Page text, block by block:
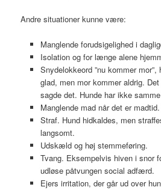
Andre situationer kunne være:
Manglende forudsigelighed i
Isolation og for længe alene
Snydelokkeord ”nu kommer mor”,
glad, men mor kommer aldrig.
sagde det. Hunde har ikke
Manglende mad når det er
Straf. Hund hidkaldes, men
langsomt.
Udskæld og høj stemmeføring.
Tvang. Eksempelvis hiven i snor
udløse påtvungen social adfærd.
Ejers irritation, der går ud over